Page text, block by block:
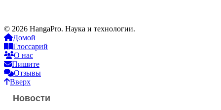
© 2026 HangaPro. Наука и технологии.
Домой
Глоссарий
О нас
Пишите
Отзывы
Вверх
Новости